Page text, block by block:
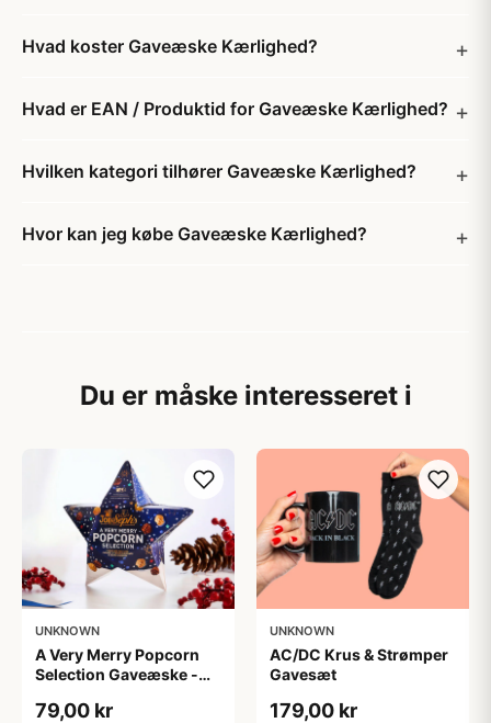
Hvad koster Gaveæske Kærlighed?
Hvad er EAN / Produktid for Gaveæske Kærlighed?
Hvilken kategori tilhører Gaveæske Kærlighed?
Hvor kan jeg købe Gaveæske Kærlighed?
Du er måske interesseret i
UNKNOWN
A Very Merry Popcorn
Selection Gaveæske -
79,00 kr
UNKNOWN
AC/DC Krus & Strømper
Gavesæt
179,00 kr